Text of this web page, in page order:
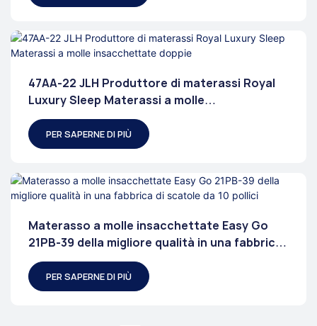
47AA-22 JLH Produttore di materassi Royal
Luxury Sleep Materassi a molle
insacchettate doppie
PER SAPERNE DI PIÙ
Materasso a molle insacchettate Easy Go
21PB-39 della migliore qualità in una fabbrica
di scatole da 10 pollici
PER SAPERNE DI PIÙ